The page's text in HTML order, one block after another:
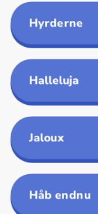
Hyrderne
Halleluja
Jaloux
Håb endnu